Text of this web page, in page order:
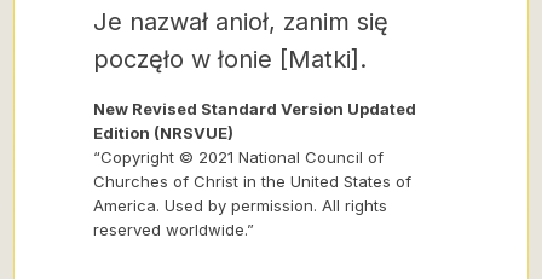
Je nazwał anioł, zanim się
poczęło w łonie [Matki].
New Revised Standard Version Updated
Edition (NRSVUE)
“Copyright © 2021 National Council of
Churches of Christ in the United States of
America. Used by permission. All rights
reserved worldwide.”